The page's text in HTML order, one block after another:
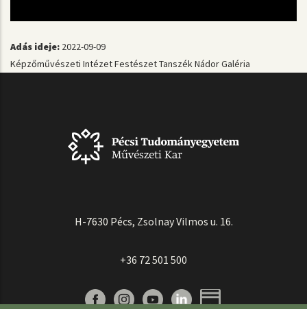
Adás ideje: 2022-09-09
Képzőművészeti IntézetFestészet TanszékNádor Galéria
H-7630 Pécs, Zsolnay Vilmos u. 16.
+36 72 501 500